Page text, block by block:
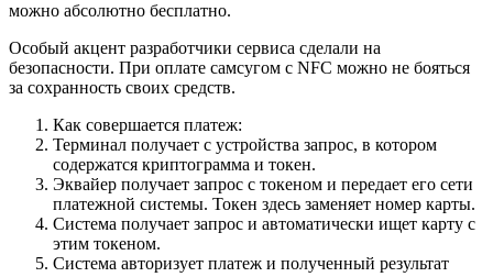
можно абсолютно бесплатно.
Особый акцент разработчики сервиса сделали на
безопасности. При оплате самсугом с NFC можно не бояться
за сохранность своих средств.
Как совершается платеж:
Терминал получает с устройства запрос, в котором
содержатся криптограмма и токен.
Эквайер получает запрос с токеном и передает его сети
платежной системы. Токен здесь заменяет номер карты.
Система получает запрос и автоматически ищет карту с
этим токеном.
Система авторизует платеж и полученный результат